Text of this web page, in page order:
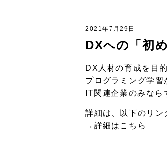
2021年7月29日
DXへの「初
DX人材の育成を目
プログラミング学習
IT関連企業のみな
詳細は、以下のリン
→詳細はこちら